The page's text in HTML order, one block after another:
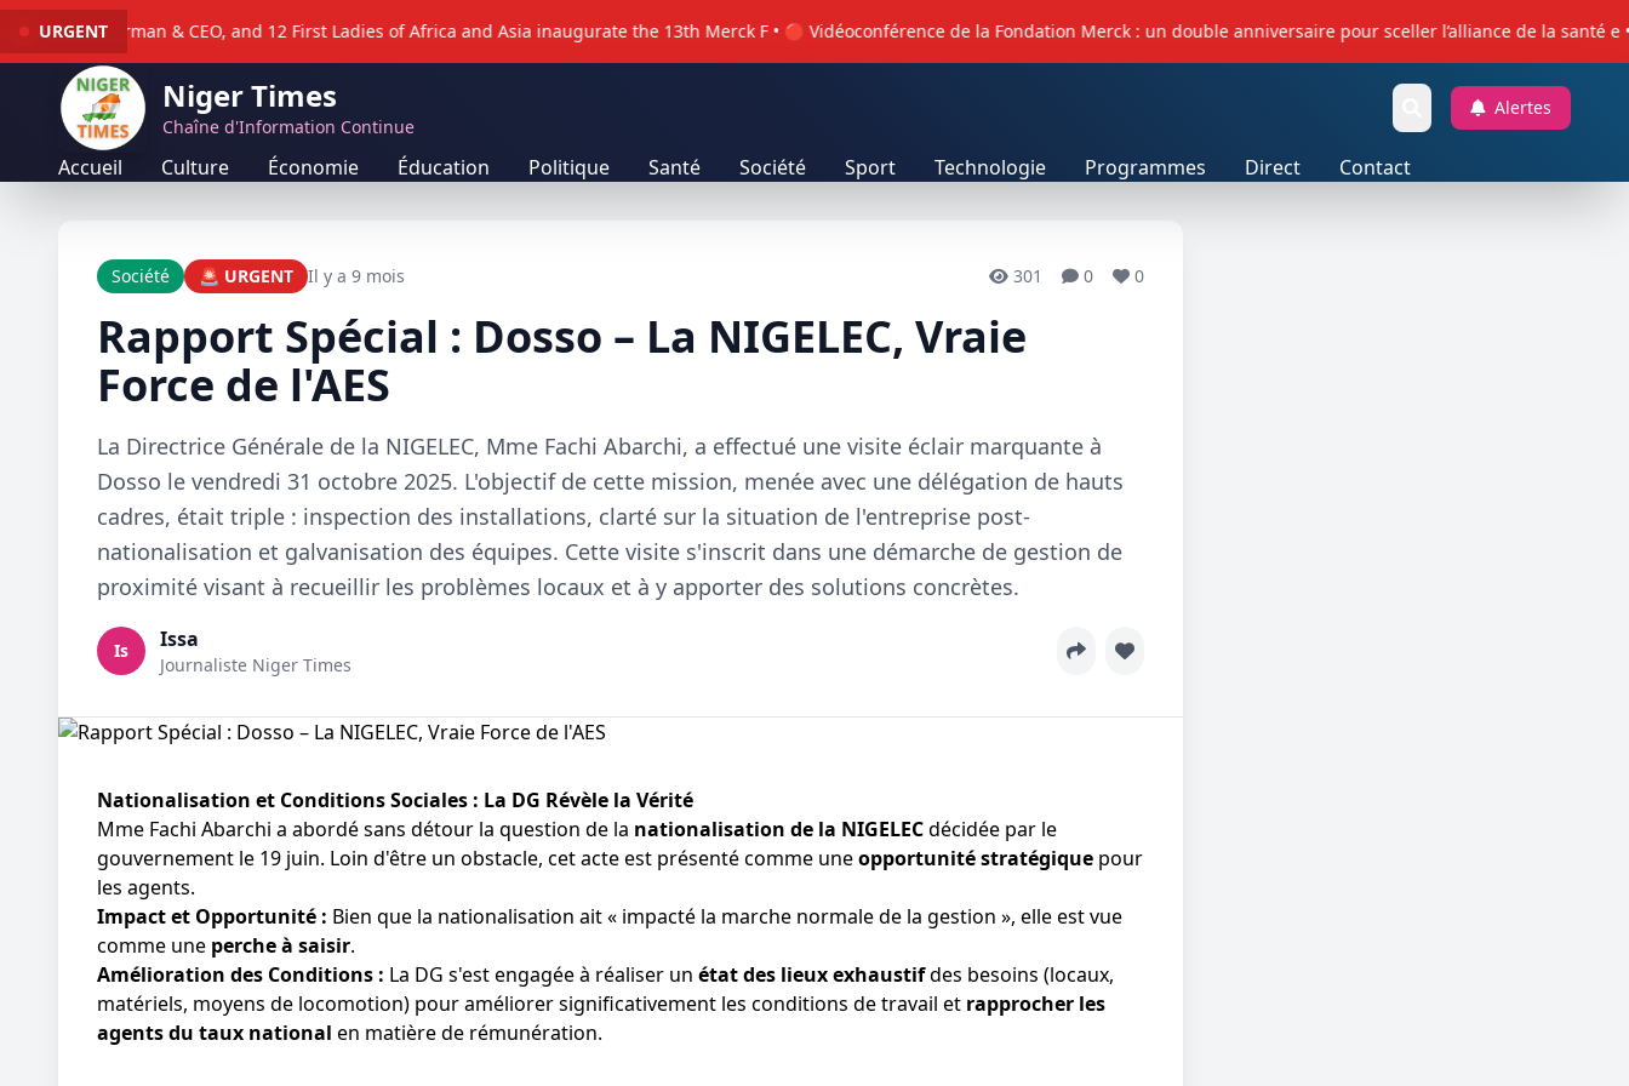
URGENT
Chairman & CEO, and 12 First Ladies of Africa and Asia inaugurate the 13th Merck F • 🔴 Vidéoconférence de la Fondation Merck : un double anniversaire pour sceller l’alliance de la
Niger Times
Chaîne d'Information Continue
Alertes
Accueil Culture Économie Éducation Politique Santé Société Sport Technologie Programmes Direct Contact
Société 🚨 URGENT Il y a 9 mois 301 0 0
Rapport Spécial : Dosso – La NIGELEC, Vraie
Force de l'AES
La Directrice Générale de la NIGELEC, Mme Fachi Abarchi, a effectué une visite éclair marquante à
Dosso le vendredi 31 octobre 2025. L'objectif de cette mission, menée avec une délégation de hauts
cadres, était triple : inspection des installations, clarté sur la situation de l'entreprise post-
nationalisation et galvanisation des équipes. Cette visite s'inscrit dans une démarche de gestion de
proximité visant à recueillir les problèmes locaux et à y apporter des solutions concrètes.
Is Issa
Journaliste Niger Times
Nationalisation et Conditions Sociales : La DG Révèle la Vérité
Mme Fachi Abarchi a abordé sans détour la question de la nationalisation de la NIGELECdécidée par le
gouvernement le 19 juin. Loin d'être un obstacle, cet acte est présenté comme uneopportunité stratégique pour
les agents.
Impact et Opportunité : Bien que la nationalisation ait « impacté la marche normale de la gestion », elle est vue
comme une perche à saisir.
Amélioration des Conditions : La DG s'est engagée à réaliser un état des lieux exhaustifdes besoins (locaux,
matériels, moyens de locomotion) pour améliorer significativement les conditions de travail et rapprocher les
agents du taux national en matière de rémunération.